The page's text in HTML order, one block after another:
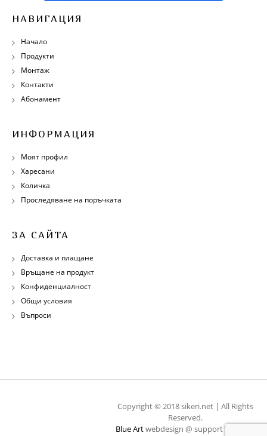
НАВИГАЦИЯ
Начало
Продукти
Монтаж
Контакти
Абонамент
ИНФОРМАЦИЯ
Моят профил
Харесани
Количка
Проследяване на поръчката
ЗА САЙТА
Доставка и плащане
Връщане на продукт
Конфиденциалност
Общи условия
Въпроси
Copyright © 2018 sikeri.net | All Rights
Reserved.
Blue Artwebdesign @ supportWebOps